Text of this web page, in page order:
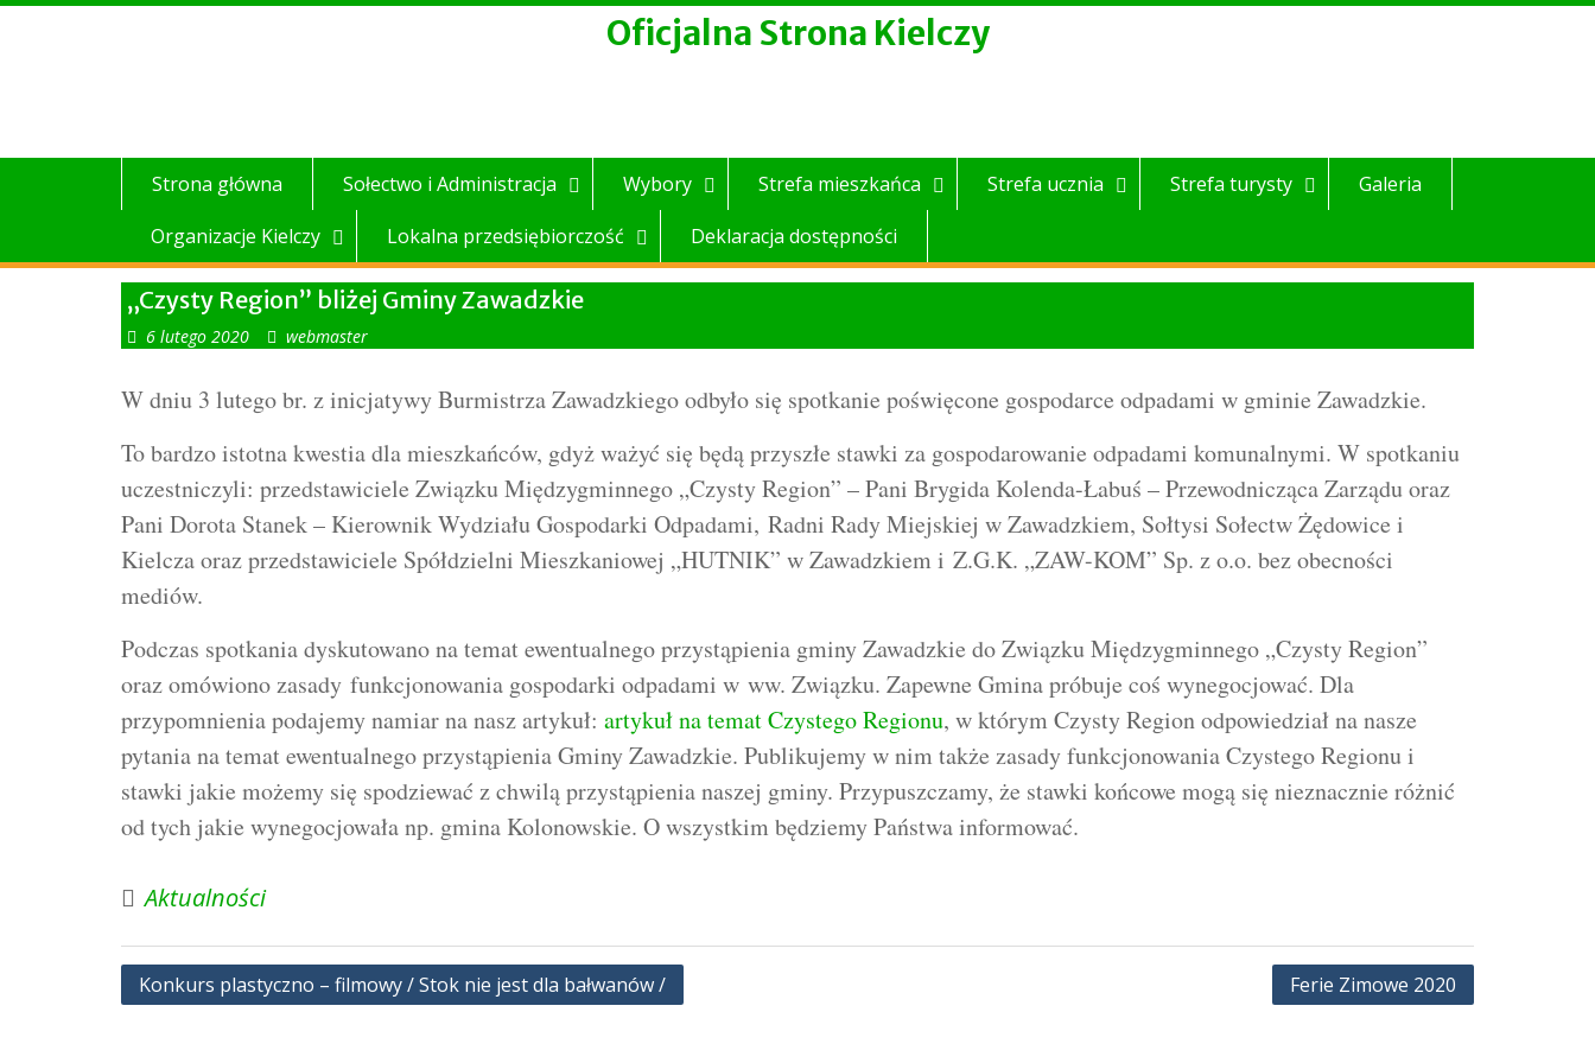
Skip
Oficjalna Strona Kielczy
Strona główna Sołectwo i Administracja Wybory Strefa mieszkańca Strefa ucznia Strefa turysty
Galeria
Organizacje Kielczy
Lokalna przedsiębiorczość Deklaracja dostępności
„Czysty Region” bliżej Gminy Zawadzkie
6 lutego 2020 webmaster
W dniu 3 lutego br. z inicjatywy Burmistrza Zawadzkiego odbyło się spotkanie poświęcone gospodarce odpadami w gminie Zawadzkie.
To bardzo istotna kwestia dla mieszkańców, gdyż ważyć się będą przyszłe stawki za gospodarowanie odpadami komunalnymi. W spotkaniu
uczestniczyli: przedstawiciele Związku Międzygminnego „Czysty Region” – Pani Brygida Kolenda-Łabuś – Przewodnicząca Zarządu oraz
Pani Dorota Stanek – Kierownik Wydziału Gospodarki Odpadami, Radni Rady Miejskiej w Zawadzkiem, Sołtysi Sołectw Żędowice i
Kielcza oraz przedstawiciele Spółdzielni Mieszkaniowej „HUTNIK” w Zawadzkiem i Z.G.K. „ZAW-KOM” Sp. z o.o. bez obecności
mediów.
Podczas spotkania dyskutowano na temat ewentualnego przystąpienia gminy Zawadzkie do Związku Międzygminnego „Czysty Region”
oraz omówiono zasady funkcjonowania gospodarki odpadami w ww. Związku. Zapewne Gmina próbuje coś wynegocjować. Dla
przypomnienia podajemy namiar na nasz artykuł: artykuł na temat Czystego Regionu, w którym Czysty Region odpowiedział na nasze
pytania na temat ewentualnego przystąpienia Gminy Zawadzkie. Publikujemy w nim także zasady funkcjonowania Czystego Regionu i
stawki jakie możemy się spodziewać z chwilą przystąpienia naszej gminy. Przypuszczamy, że stawki końcowe mogą się nieznacznie różnić
od tych jakie wynegocjowała np. gmina Kolonowskie. O wszystkim będziemy Państwa informować.
Aktualności
Nawigacja
Konkurs plastyczno – filmowy / Stok nie jest dla bałwanów / Ferie Zimowe 2020